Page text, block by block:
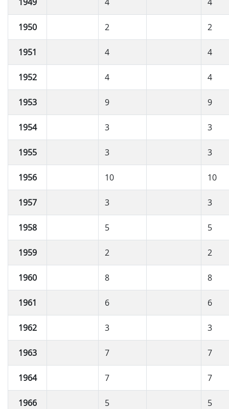
1950 2 2
1951 4 4
1952 4 4
1953 9 9
1954 3 3
1955 3 3
1956 10 10
1957 3 3
1958 5 5
1959 2 2
1960 8 8
1961 6 6
1962 3 3
1963 7 7
1964 7 7
1966 5 5